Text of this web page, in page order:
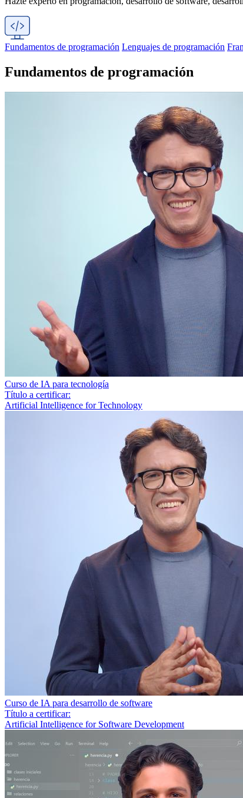
Fundamentos de programación Lenguajes de programación
Fundamentos de programación
Curso de IA para tecnología
Título a certificar:
Artificial Intelligence for Technology
Curso de IA para desarrollo de software
Título a certificar:
Artificial Intelligence for Software Development